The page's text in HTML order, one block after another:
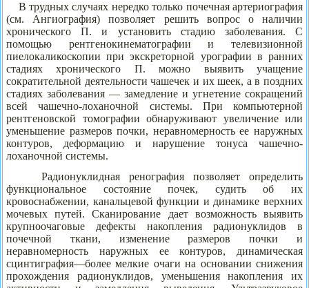
В трудных случаях нередко только почечная артериография
(см. Ангиография) позволяет решить вопрос о наличии
хронического П. и установить стадию заболевания. С
помощью рентгенокинематографии и телевизионной
пиелокаликоскопии при экскреторной урографии в ранних
стадиях хронического П. можно выявить учащение
сократительной деятельности чашечек и их шеек, а в поздних
стадиях заболевания — замедление и угнетение сокращений
всей чашечно-лоханочной системы. При компьютерной
рентгеновской томографии обнаруживают увеличение или
уменьшение размеров почки, неравномерность ее наружных
контуров, деформацию и нарушение тонуса чашечно-
лоханочной системы.
Радионуклидная ренография позволяет определить
функциональное состояние почек, судить об их
кровоснабжении, канальцевой функции и динамике верхних
мочевых путей. Сканирование дает возможность выявить
крупноочаговые дефекты накопления радионуклидов в
почечной ткани, изменение размеров почки и
неравномерность наружных ее контуров, динамическая
сцинтиграфия—более мелкие очаги на основании снижения
прохождения радионуклидов, уменьшения накопления их